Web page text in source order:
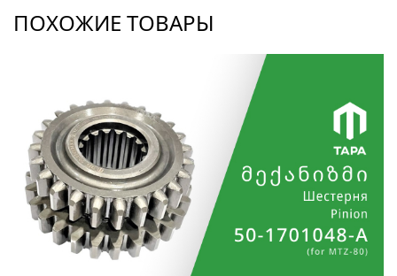
ПОХОЖИЕ ТОВАРЫ